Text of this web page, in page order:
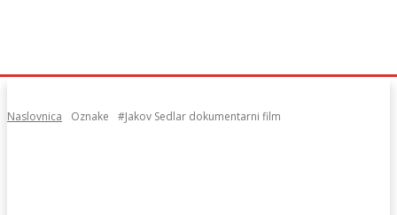
Naslovnica Oznake #Jakov Sedlar dokumentarni film